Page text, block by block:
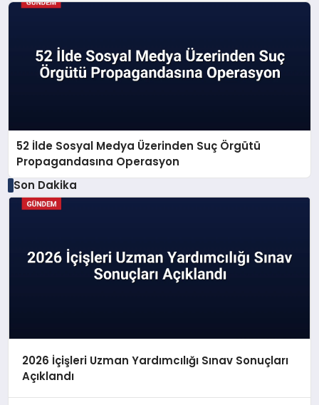
52 İlde Sosyal Medya Üzerinden Suç Örgütü
Propagandasına Operasyon
Son Dakika
2026 İçişleri Uzman Yardımcılığı Sınav Sonuçları
Açıklandı